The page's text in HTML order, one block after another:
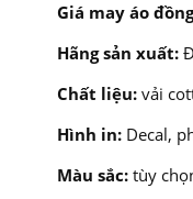
Giá may áo
Hãng sản xuất:
Chất liệu:vải
Hình in:Decal,
Màu sắc:tùy